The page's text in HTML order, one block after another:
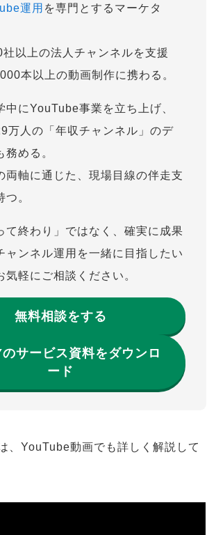
運用 を専門とするマーケタ
以上の法人チャンネルを支援
本以上の動画制作に携わる。
中にYouTube事業を立ち上げ、
万人の「年収チャンネル」のデ
務める。
両軸に通じた、現場目線の伴走支
。
て終わり」ではなく、確実に成果
ャンネル運用を一緒に目指したい
気軽にご相談ください。
無料相談をする
サービス資料をダウンロ
ード
、YouTube動画でも詳しく解説して